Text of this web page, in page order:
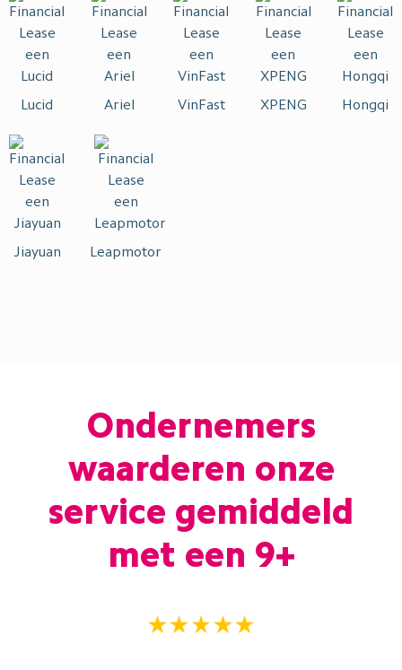
Lucid Ariel VinFast XPENG Hongqi
Jiayuan Leapmotor
Ondernemers
waarderen onze
service gemiddeld
met een 9+